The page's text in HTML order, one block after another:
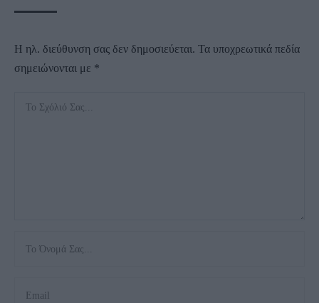
Η ηλ. διεύθυνση σας δεν δημοσιεύεται. Τα υποχρεωτικά πεδία
σημειώνονται με *